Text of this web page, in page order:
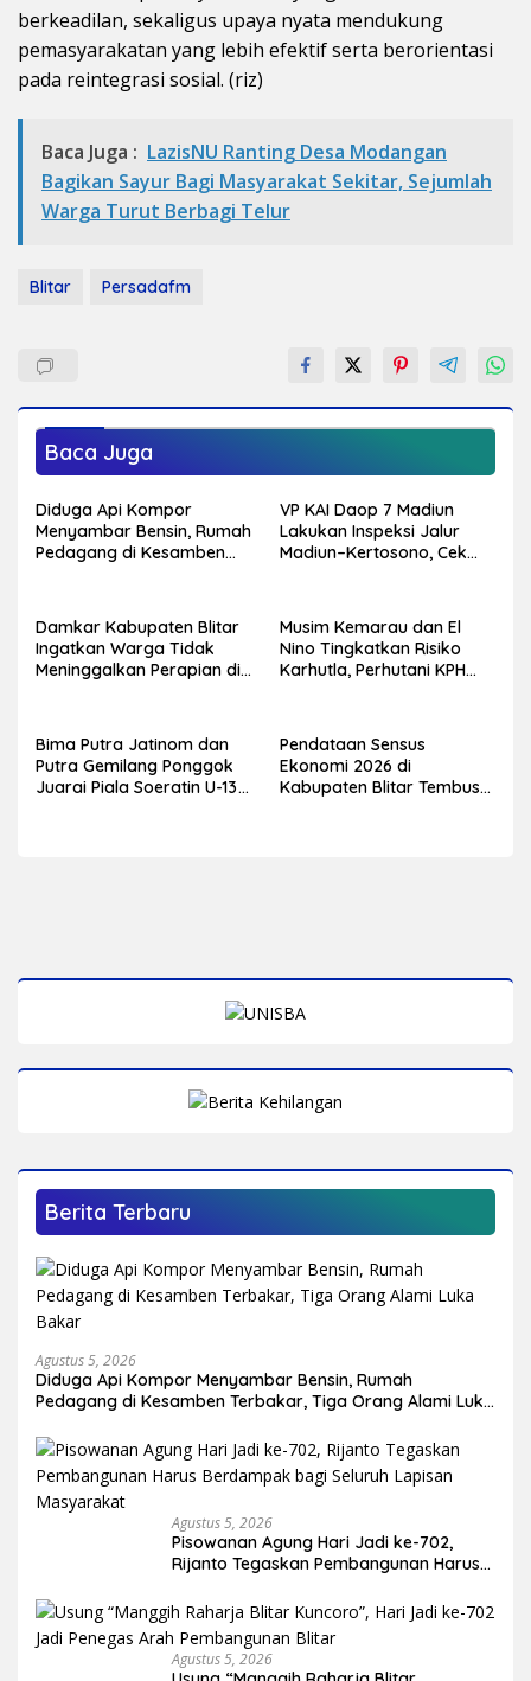
berkeadilan, sekaligus upaya nyata mendukung
pemasyarakatan yang lebih efektif serta berorientasi
pada reintegrasi sosial. (riz)
Baca Juga : LazisNU Ranting Desa Modangan
Bagikan Sayur Bagi Masyarakat Sekitar, Sejumlah
Warga Turut Berbagi Telur
Blitar Persadafm
Baca Juga
Diduga Api Kompor
Menyambar Bensin, Rumah
Pedagang di Kesamben
VP KAI Daop 7 Madiun
Lakukan Inspeksi Jalur
Madiun–Kertosono, Cek
Damkar Kabupaten Blitar
Ingatkan Warga Tidak
Meninggalkan Perapian di
Musim Kemarau dan El
Nino Tingkatkan Risiko
Karhutla, Perhutani KPH
Bima Putra Jatinom dan
Putra Gemilang Ponggok
Juarai Piala Soeratin U-13
Pendataan Sensus
Ekonomi 2026 di
Kabupaten Blitar Tembus
Berita Terbaru
Agustus 5, 2026
Diduga Api Kompor Menyambar Bensin, Rumah
Pedagang di Kesamben Terbakar, Tiga Orang Alami Luka
Agustus 5, 2026
Pisowanan Agung Hari Jadi ke-702,
Rijanto Tegaskan Pembangunan Harus
Masyarakat
Agustus 5, 2026